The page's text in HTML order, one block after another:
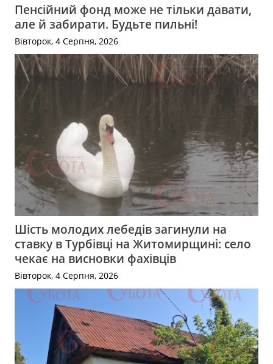
Пенсійний фонд може не тільки давати,
але й забирати. Будьте пильні!
Вівторок, 4 Серпня, 2026
Шість молодих лебедів загинули на
ставку в Турбівці на Житомирщині: село
чекає на висновки фахівців
Вівторок, 4 Серпня, 2026